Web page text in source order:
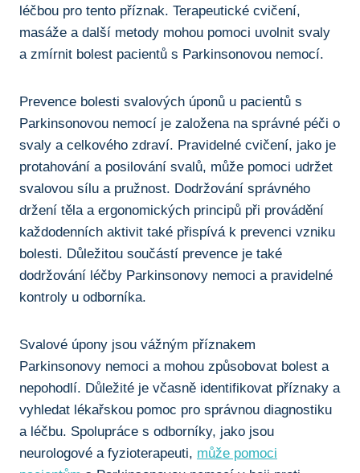
léčbou ⁣pro tento⁣ příznak. Terapeutické cvičení,
masáže a další metody mohou pomoci uvolnit svaly
⁤a ⁤zmírnit bolest pacientů s Parkinsonovou⁣ nemocí.
Prevence bolesti‍ svalových úponů u pacientů⁣ s
⁣Parkinsonovou ‍nemocí je ⁣založena‌ na​ správné péči o
svaly a celkového zdraví.‍ Pravidelné‌ cvičení, jako je
protahování a posilování svalů, může pomoci udržet
svalovou sílu a ⁣pružnost. Dodržování ‍správného
držení těla a​ ergonomických⁤ principů při provádění
každodenních ⁤aktivit také přispívá⁤ k ⁣prevenci vzniku
bolesti. Důležitou součástí‍ prevence je také
dodržování léčby Parkinsonovy nemoci a pravidelné
kontroly ​u ⁤odborníka.
Svalové úpony jsou ‌vážným příznakem
Parkinsonovy nemoci ‍a mohou ⁤způsobovat bolest⁣ a
nepohodlí. Důležité je včasně identifikovat příznaky a
vyhledat lékařskou ⁢pomoc pro ⁢správnou ⁤diagnostiku
a ‍léčbu. Spolupráce ‍s ⁣odborníky,​ jako jsou
neurologové⁣ a fyzioterapeuti, může pomoci